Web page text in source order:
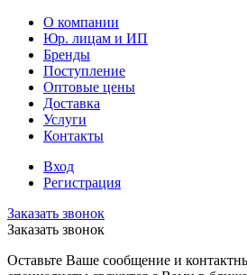
О компании
Юр. лицам и ИП
Бренды
Поступление
Оптовые цены
Доставка
Услуги
Контакты
Вход
Регистрация
Заказать звонок
Заказать звонок
Оставьте Ваше сообщение и